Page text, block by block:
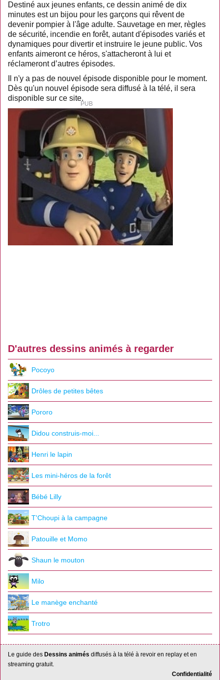
Destiné aux jeunes enfants, ce dessin animé de dix
minutes est un bijou pour les garçons qui rêvent de
devenir pompier à l'âge adulte. Sauvetage en mer, règles
de sécurité, incendie en forêt, autant d'épisodes variés et
dynamiques pour divertir et instruire le jeune public. Vos
enfants aimeront ce héros, s'attacheront à lui et
réclameront d’autres épisodes.
Il n'y a pas de nouvel épisode disponible pour le moment.
Dès qu'un nouvel épisode sera diffusé à la télé, il sera
disponible sur ce site.
D'autres dessins animés à regarder
Pocoyo
Drôles de petites bêtes
Pororo
Didou construis-moi...
Henri le lapin
Les mini-héros de la forêt
Bébé Lilly
T'Choupi à la campagne
Patouille et Momo
Shaun le mouton
Milo
Le manège enchanté
Trotro
Le guide des Dessins animés diffusés à la télé à revoir en replay et en
streaming gratuit.
Confidentialité